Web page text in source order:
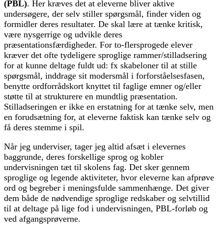
(PBL). Her kræves det at eleverne bliver aktive
undersøgere, der selv stiller spørgsmål, finder viden og
formidler deres resultater. De skal lære at tænke kritisk,
være nysgerrige og udvikle deres
præsentationsfærdigheder. For to-flersprogede elever
kræver det ofte tydeligere sproglige rammer/stilladsering
for at kunne deltage fuldt ud: fx skabeloner til at stille
spørgsmål, inddrage sit modersmål i forforståelsesfasen,
benytte ordforrådskort knyttet til faglige emner og/eller
støtte til at strukturere en mundtlig præsentation.
Stilladseringen er ikke en erstatning for at tænke selv, men
en forudsætning for, at eleverne faktisk kan tænke selv og
få deres stemme i spil.
Når jeg underviser, tager jeg altid afsæt i elevernes
baggrunde, deres forskellige sprog og kobler
undervisningen tæt til skolens fag. Det sker gennem
sproglige og legende aktiviteter, hvor eleverne kan afprøve
ord og begreber i meningsfulde sammenhænge. Det giver
dem både de nødvendige sproglige redskaber og selvtillid
til at deltage på lige fod i undervisningen, PBL-forløb og
ved afgangsprøverne.